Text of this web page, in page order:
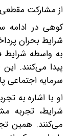
‌از مشارکت مقطعی
کوهی در ادامه
شرایط بحران
به‌ واسطه شرایط
پیدا می‌کنند.
سرمایه اجتماعی
او با اشاره به
شرایط، تجربه
می‌کنند. همین